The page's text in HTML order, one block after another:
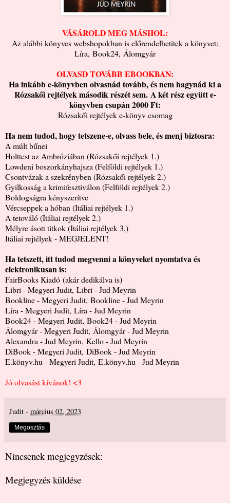
VÁSÁROLD MEG MÁSHOL:
Az alábbi könyves webshopokban is előrendelhetitek a könyvet:
Líra, Book24, Álomgyár
OLVASD TOVÁBB EBOOKBAN:
Ha inkább e-könyvben olvasnád tovább, és nem hagynád ki a
Rózsakői rejtélyek második részét sem. A két rész együtt e-
könyvben csupán 2000 Ft:
Rózsakői rejtélyek e-könyv csomag
Ha nem tudod, hogy tetszene-e, olvass bele, és menj biztosra:
A múlt bűnei
Holttest az Ambróziában (Rózsakői rejtélyek 1.)
Lowdeni boszorkányhajsza (Felföldi rejtélyek 1.)
Csontvázak a szekrényben (Rózsakői rejtélyek 2.)
Gyilkosság a krimifesztiválon (Felföldi rejtélyek 2.)
Boldogságra kényszerítve
Vércseppek a hóban (Itáliai rejtélyek 1.)
A tetováló (Itáliai rejtélyek 2.)
Mélyre ásott titkok (Itáliai rejtélyek 3.)
Itáliai rejtélyek - MEGJELENT!
Ha tetszett, itt tudod megvenni a könyveket nyomtatva és
elektronikusan is:
FairBooks Kiadó (akár dedikálva is)
Libri - Megyeri Judit, Libri - Jud Meyrin
Bookline - Megyeri Judit, Bookline - Jud Meyrin
Líra - Megyeri Judit, Líra - Jud Meyrin
Book24 - Megyeri Judit, Book24 - Jud Meyrin
Álomgyár - Megyeri Judit, Álomgyár - Jud Meyrin
Alexandra - Jud Meyrin, Kello - Jud Meyrin
DiBook - Megyeri Judit, DiBook - Jud Meyrin
E.könyv.hu - Megyeri Judit, E.könyv.hu - Jud Meyrin
Jó olvasást kívánok! <3
Judit - március 02, 2023
Megosztás
Nincsenek megjegyzések:
Megjegyzés küldése